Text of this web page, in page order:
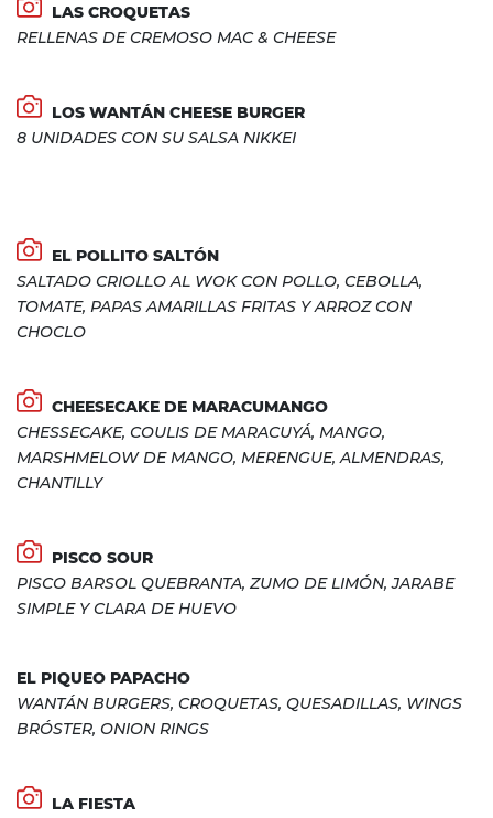
LAS CROQUETAS
RELLENAS DE CREMOSO MAC & CHEESE
LOS WANTÁN CHEESE BURGER
8 UNIDADES CON SU SALSA NIKKEI
EL POLLITO SALTÓN
SALTADO CRIOLLO AL WOK CON POLLO, CEBOLLA,
TOMATE, PAPAS AMARILLAS FRITAS Y ARROZ CON
CHOCLO
CHEESECAKE DE MARACUMANGO
CHESSECAKE, COULIS DE MARACUYÁ, MANGO,
MARSHMELOW DE MANGO, MERENGUE, ALMENDRAS,
CHANTILLY
PISCO SOUR
PISCO BARSOL QUEBRANTA, ZUMO DE LIMÓN, JARABE
SIMPLE Y CLARA DE HUEVO
EL PIQUEO PAPACHO
WANTÁN BURGERS, CROQUETAS, QUESADILLAS, WINGS
BRÓSTER, ONION RINGS
LA FIESTA